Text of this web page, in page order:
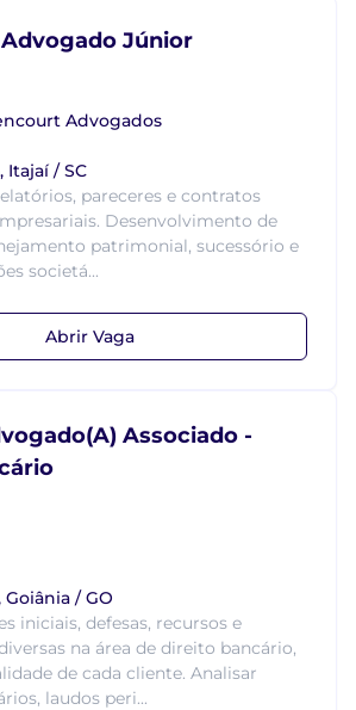
Júnior
Advogados
Itajaí / SC
pareceres e contratos
Desenvolvimento de
patrimonial, sucessório e
societá...
Abrir Vaga
Associado -
Goiânia / GO
iniciais, defesas, recursos e
na área de direito bancário,
de cada cliente. Analisar
laudos peri...